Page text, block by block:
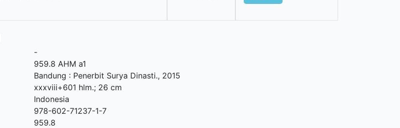
-
959.8 AHM a1
Bandung : Penerbit Surya Dinasti., 2015
xxxviii+601 hlm.; 26 cm
Indonesia
978-602-71237-1-7
959.8